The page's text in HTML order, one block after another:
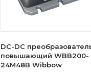
DC-DC
повышающий WBB200-
24M48B Wibbow